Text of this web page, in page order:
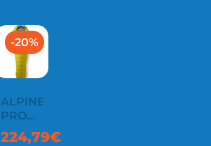
-20%
ALPINE
PRO
200 XL
224,79€